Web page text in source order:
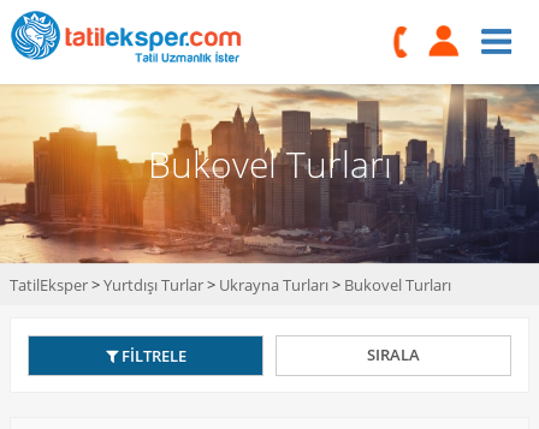
Bukovel Turları
TatilEksper>Yurtdışı Turlar> Ukrayna Turları> Bukovel Turları
FİLTRELE SIRALA